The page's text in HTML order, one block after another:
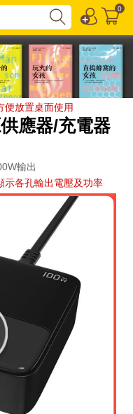
0
便放置桌面使用
應器/充電器
輸出
示各孔輸出電壓及功率